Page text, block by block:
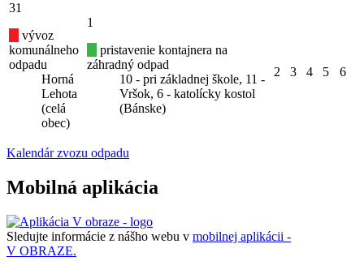
31
vývoz
komunálneho
odpadu
Horná
Lehota
(celá
obec)
1
pristavenie kontajnera na
záhradný odpad
10 - pri základnej škole, 11 -
Vršok, 6 - katolícky kostol
(Bánske)
2 3 4 5 6
Kalendár zvozu odpadu
Mobilná aplikácia
Sledujte informácie z nášho webu v mobilnej aplikácii -
V OBRAZE.